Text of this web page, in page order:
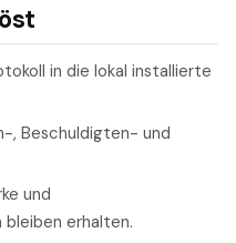
in die lokal installierte
, Beschuldigten- und
und
erhalten.